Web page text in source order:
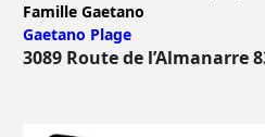
Famille Gaetano
Gaetano Plage
3089 Route de l’Almanarre